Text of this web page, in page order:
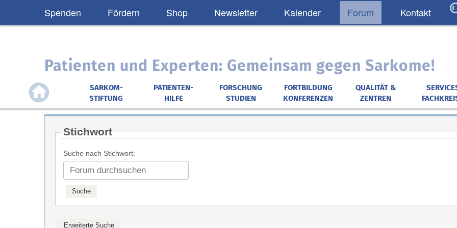
Spenden Fördern Shop Newsletter Kalender Forum Kontakt
Patienten und Experten: Gemeinsam gegen Sarkome!
SARKOM-
STIFTUNG
PATIENTEN-
HILFE
FORSCHUNG
STUDIEN
FORTBILDUNG
KONFERENZEN
QUALITÄT &
ZENTREN
Stichwort
Suche nach Stichwort: